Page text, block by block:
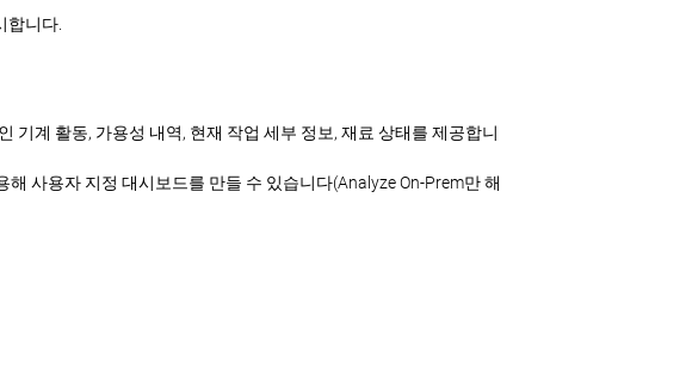
합니다.
계 활동, 가용성 내역, 현재 작업 세부 정보, 재료 상태를 제공합니
사용자 지정 대시보드를 만들 수 있습니다(Analyze On-Prem만 해